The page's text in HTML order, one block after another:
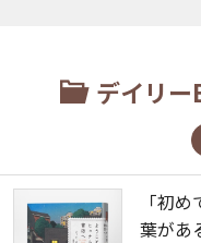
デイリ
「初
葉があ